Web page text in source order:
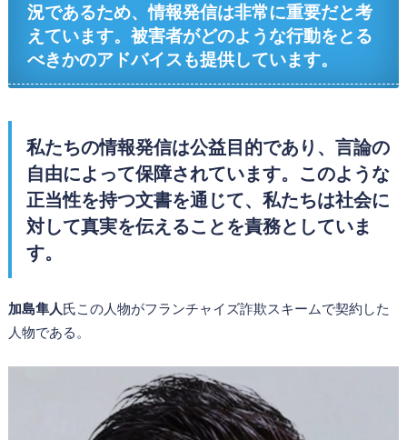
況であるため、情報発信は非常に重要だと考
えています。被害者がどのような行動をとる
べきかのアドバイスも提供しています。
私たちの情報発信は公益目的であり、言論の
自由によって保障されています。このような
正当性を持つ文書を通じて、私たちは社会に
対して真実を伝えることを責務としていま
す。
加島隼人氏この人物がフランチャイズ詐欺スキームで契約した
人物である。